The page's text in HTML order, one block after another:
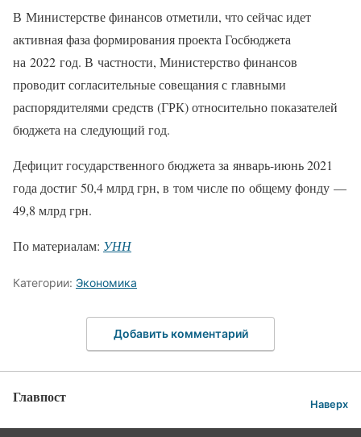
В Министерстве финансов отметили, что сейчас идет
активная фаза формирования проекта Госбюджета
на 2022 год. В частности, Министерство финансов
проводит согласительные совещания с главными
распорядителями средств (ГРК) относительно показателей
бюджета на следующий год.
Дефицит государственного бюджета за январь-июнь 2021
года достиг 50,4 млрд грн, в том числе по общему фонду —
49,8 млрд грн.
По материалам: УНН
Категории: Экономика
Добавить комментарий
Главпост Наверх